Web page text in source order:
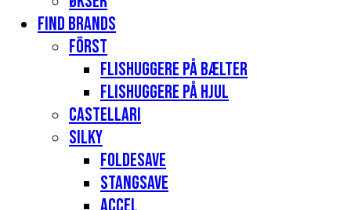
Find Brands
Först
Flishuggere på bælter
Flishuggere på hjul
Castellari
Silky
Foldesave
Stangsave